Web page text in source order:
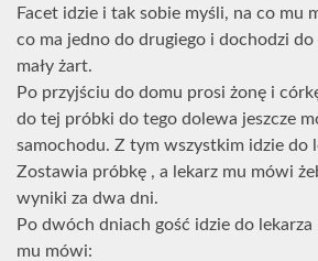
Facet idzie i tak sobie myśli, na co mu
co ma jedno do drugiego i dochodzi
mały żart.
Po przyjściu do domu prosi żonę i
do tej próbki do tego dolewa jeszcze
samochodu. Z tym wszystkim idzie do
Zostawia próbkę , a lekarz mu mówi
wyniki za dwa dni.
Po dwóch dniach gość idzie do
mu mówi: